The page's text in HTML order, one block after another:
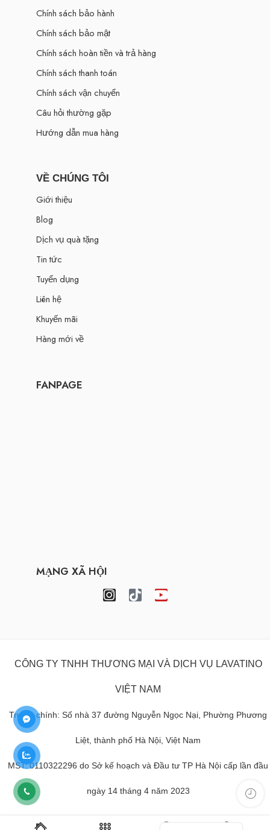
Chính sách bảo hành
Chính sách bảo mật
Chính sách hoàn tiền và trả hàng
Chính sách thanh toán
Chính sách vận chuyển
Câu hỏi thường gặp
Hướng dẫn mua hàng
VỀ CHÚNG TÔI
Giới thiệu
Blog
Dịch vụ quà tặng
Tin tức
Tuyển dụng
Liên hệ
Khuyến mãi
Hàng mới về
FANPAGE
MẠNG XÃ HỘI
CÔNG TY TNHH THƯƠNG MẠI VÀ DỊCH VỤ LAVATINO
VIỆT NAM
Trụ sở chính: Số nhà 37 đường Nguyễn Ngọc Nại, Phường Phương
Liệt, thành phố Hà Nội, Việt Nam
MST: 0110322296 do Sở kế hoạch và Đầu tư TP Hà Nội cấp lần đầu
ngày 14 tháng 4 năm 2023